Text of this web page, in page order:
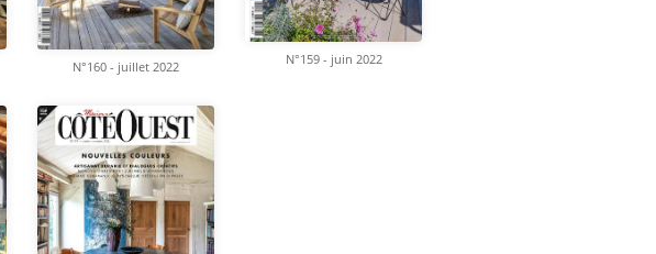
N°160 - juillet 2022 N°159 - juin 2022